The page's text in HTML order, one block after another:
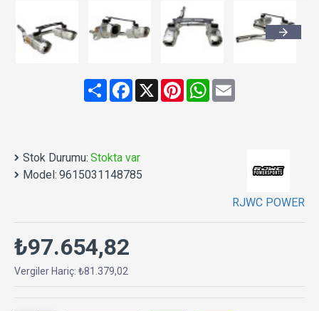
ShareFacebook
X PinterestWhatsApp
Email
Stok Durumu: Stokta var
Model: 9615031148785
RJWC POWER
₺97.654,82
Vergiler Hariç: ₺81.379,02